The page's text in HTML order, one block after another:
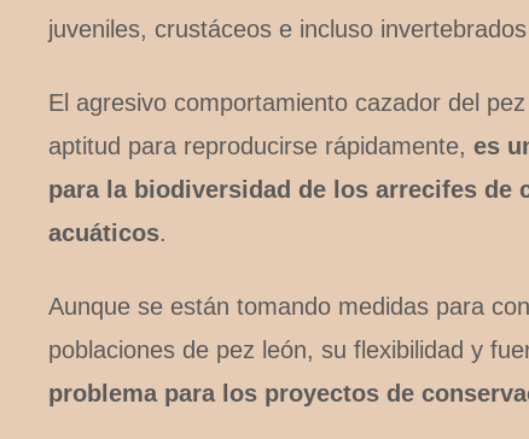
juveniles, crustáceos e incluso
El agresivo comportamiento cazador del
aptitud para reproducirse rápidamente, es
para la biodiversidad de los arrecifes de
acuáticos.
Aunque se están tomando medidas para
poblaciones de pez león, su flexibilidad y
problema para los proyectos de